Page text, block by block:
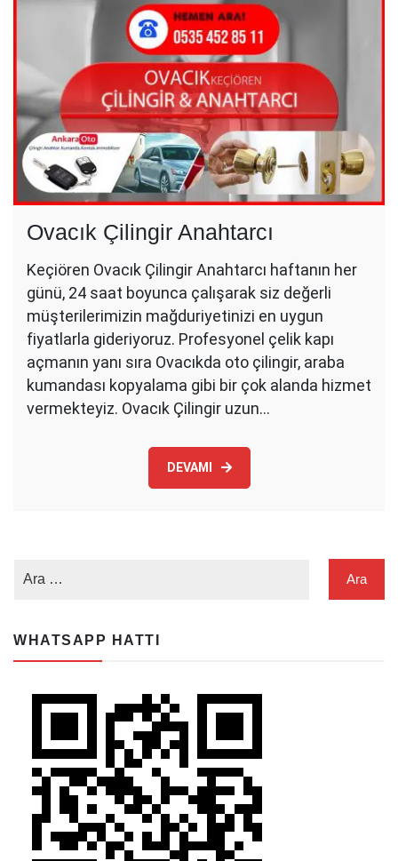
Ovacık Çilingir Anahtarcı
Keçiören Ovacık Çilingir Anahtarcı haftanın her
günü, 24 saat boyunca çalışarak siz değerli
müşterilerimizin mağduriyetinizi en uygun
fiyatlarla gideriyoruz. Profesyonel çelik kapı
açmanın yanı sıra Ovacıkda oto çilingir, araba
kumandası kopyalama gibi bir çok alanda hizmet
vermekteyiz. Ovacık Çilingir uzun…
DEVAMI
WHATSAPP HATTI